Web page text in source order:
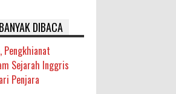
BANYAK DIBACA
Pengkhianat
Sejarah Inggris
Penjara